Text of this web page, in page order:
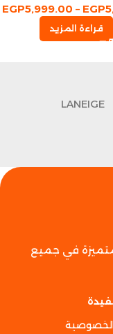
EGP
–
EGP5,999.00
قراءة المزيد
LANEIGE
في جميع